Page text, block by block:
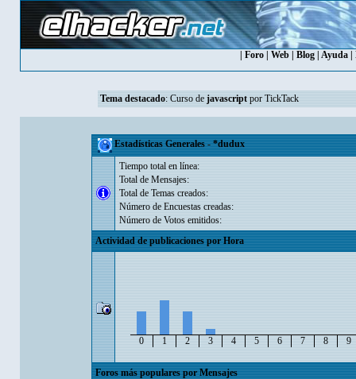
Foro| Web| Blog| Ayuda|
Tema destacado: Curso de javascriptpor TickTack
Estadísticas Generales - *dudux
Tiempo total en línea:
Total de Mensajes:
Total de Temas creados:
Número de Encuestas creadas:
Número de Votos emitidos:
Actividad de publicaciones por Hora
0 1 2 3 4 5 6 7 8 9
Foros más populares por Mensajes